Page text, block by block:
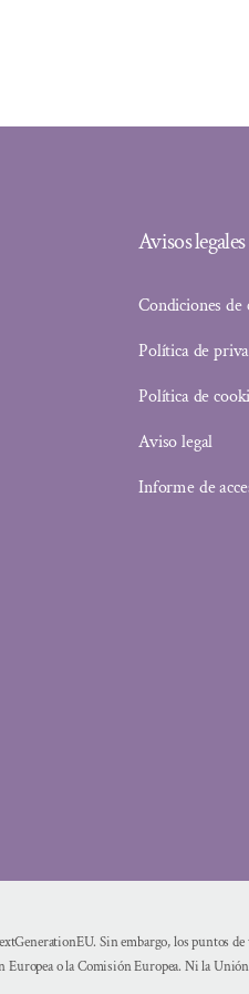
Avisos legales
Condiciones de
Política de
Política de
Aviso legal
Informe de
Sin embargo, los puntos
Europea o la Comisión Europea. Ni la